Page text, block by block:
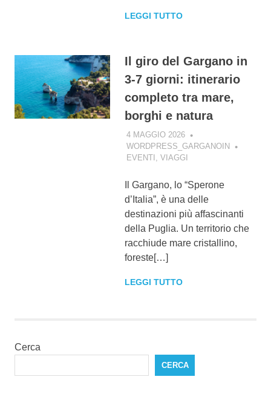
LEGGI TUTTO
Il giro del Gargano in
3-7 giorni: itinerario
completo tra mare,
borghi e natura
4 MAGGIO 2026
WORDPRESS_GARGANOIN
EVENTI
VIAGGI
Il Gargano, lo “Sperone
d’Italia”, è una delle
destinazioni più affascinanti
della Puglia. Un territorio che
racchiude mare cristallino,
foreste[…]
LEGGI TUTTO
Cerca
CERCA